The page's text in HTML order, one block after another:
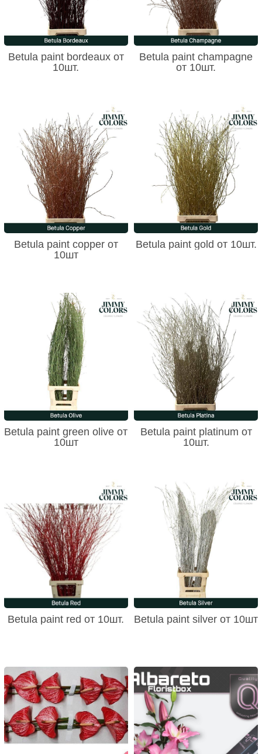
Betula paint bordeaux от
10шт.
Betula paint champagne
от 10шт.
Betula paint copper от
10шт
Betula paint gold от 10шт.
Betula paint green olive от
10шт
Betula paint platinum от
10шт.
Betula paint red от 10шт. Betula paint silver от 10шт